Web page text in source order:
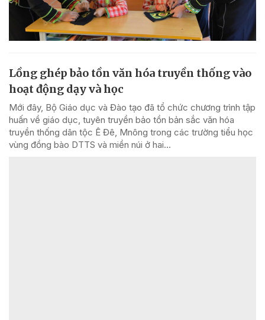
Lồng ghép bảo tồn văn hóa truyền thống vào
hoạt động dạy và học
Mới đây, Bộ Giáo dục và Đào tạo đã tổ chức chương trình tập
huấn về giáo dục, tuyên truyền bảo tồn bản sắc văn hóa
truyền thống dân tộc Ê Đê, Mnông trong các trường tiểu học
vùng đồng bào DTTS và miền núi ở hai...